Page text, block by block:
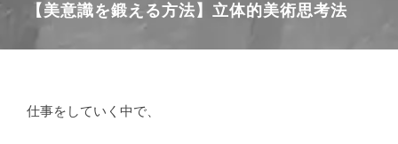
【美意識を鍛える方法】立体的美術思考法
仕事をしていく中で、